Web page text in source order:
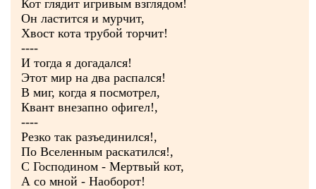
Кот глядит игривым взглядом!
Он ластится и мурчит,
Хвост кота трубой торчит!
----
И тогда я догадался!
Этот мир на два распался!
В миг, когда я посмотрел,
Квант внезапно офигел!,
----
Резко так разъединился!,
По Вселенным раскатился!,
С Господином - Мертвый кот,
А со мной - Наоборот!